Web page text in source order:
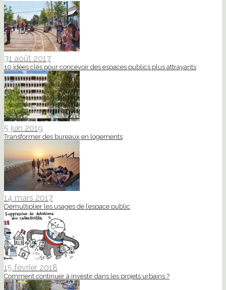
31 août 2017
10 idées clés pour concevoir des espaces publics plus attrayants
5 juin 2019
Transformer des bureaux en logements
14 mars 2017
Démultiplier les usages de l’espace public
15 février 2018
Comment continuer à investir dans les projets urbains ?